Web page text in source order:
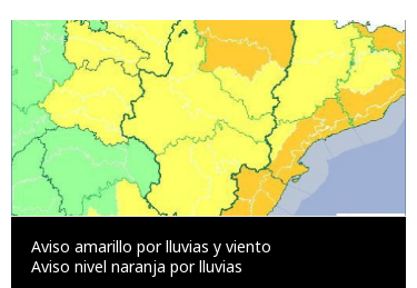
Aviso amarillo por lluvias y viento
Aviso nivel naranja por lluvias